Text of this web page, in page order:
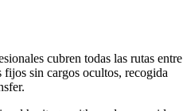
cubren todas las rutas entre
fijos sin cargos ocultos, recogida